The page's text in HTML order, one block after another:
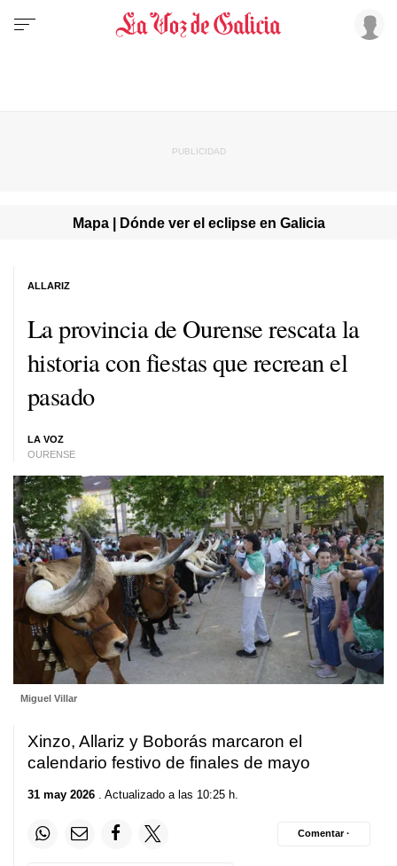
Mapa | Dónde ver el eclipse en Galicia
La provincia de Ourense rescata la
historia con fiestas que recrean el
pasado
LA VOZ
OURENSE
ALLARIZ
Miguel Villar
Xinzo, Allariz y Boborás marcaron el
calendario festivo de finales de mayo
31 may 2026 . Actualizado a las 10:25 h.
Comentar ·